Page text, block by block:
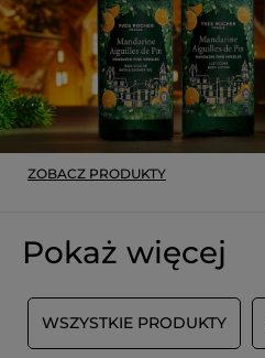
ZOBACZ PRODUKTY
Pokaż więcej
WSZYSTKIE PRODUKTY